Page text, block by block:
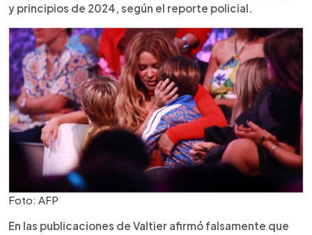
y principios de 2024, según el reporte policial.
Foto: AFP
En las publicaciones de Valtier afirmó falsamente que